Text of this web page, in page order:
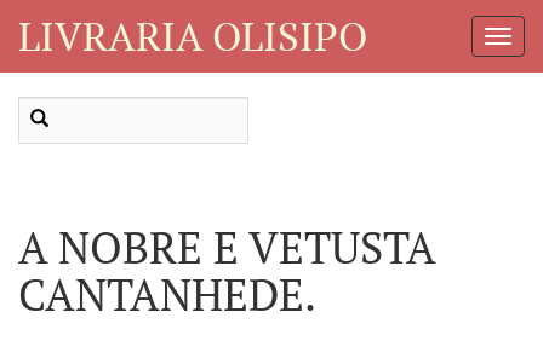
LIVRARIA OLISIPO
A NOBRE E VETUSTA
CANTANHEDE.